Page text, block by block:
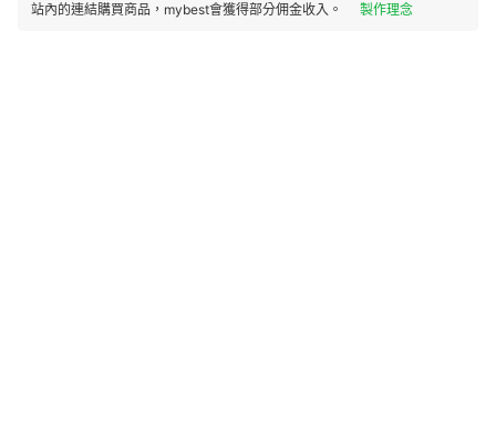
站內的連結購買商品，mybest會獲得部分佣金收入。
製作理念